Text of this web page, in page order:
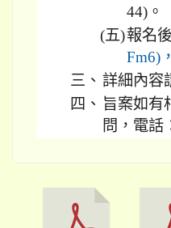
44)。
(五)報名
Fm6)
三、 詳細內容
四、 旨案如有
問，電話